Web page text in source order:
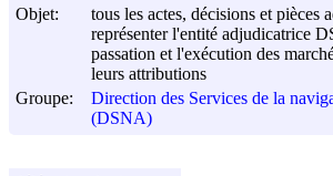
Objet:
tous les actes, décisions et pièces
représenter l'entité adjudicatrice
passation et l'exécution des
leurs attributions
Groupe:
Direction des Services de la
(DSNA)